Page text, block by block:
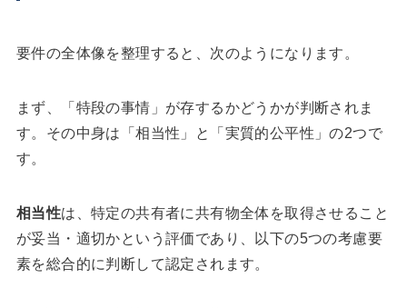
要件の全体像を整理すると、次のようになります。
まず、「特段の事情」が存するかどうかが判断されま
す。その中身は「相当性」と「実質的公平性」の2つで
す。
相当性は、特定の共有者に共有物全体を取得させること
が妥当・適切かという評価であり、以下の5つの考慮要
素を総合的に判断して認定されます。